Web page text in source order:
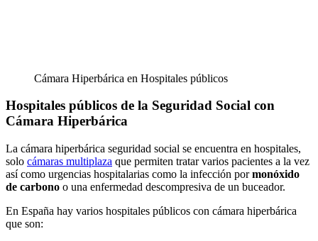
Cámara Hiperbárica en Hospitales públicos
Hospitales públicos de la Seguridad Social con
Cámara Hiperbárica
La cámara hiperbárica seguridad social se encuentra en hospitales,
solo cámaras multiplaza que permiten tratar varios pacientes a la vez
así como urgencias hospitalarias como la infección pormonóxido
de carbono o una enfermedad descompresiva de un buceador.
En España hay varios hospitales públicos con cámara hiperbárica
que son: